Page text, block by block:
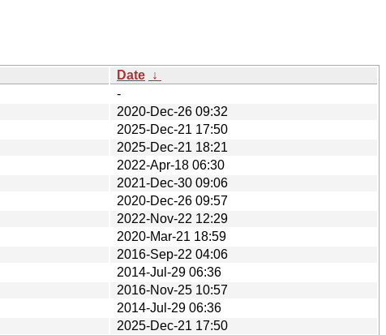
Date ↓
-
2020-Dec-26 09:32
2025-Dec-21 17:50
2025-Dec-21 18:21
2022-Apr-18 06:30
2021-Dec-30 09:06
2020-Dec-26 09:57
2022-Nov-22 12:29
2020-Mar-21 18:59
2016-Sep-22 04:06
2014-Jul-29 06:36
2016-Nov-25 10:57
2014-Jul-29 06:36
2025-Dec-21 17:50